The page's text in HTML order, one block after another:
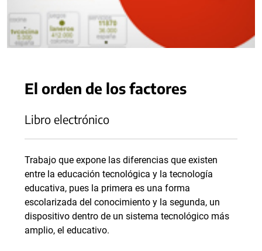
El orden de los factores
Libro electrónico
Trabajo que expone las diferencias que existen
entre la educación tecnológica y la tecnología
educativa, pues la primera es una forma
escolarizada del conocimiento y la segunda, un
dispositivo dentro de un sistema tecnológico más
amplio, el educativo.